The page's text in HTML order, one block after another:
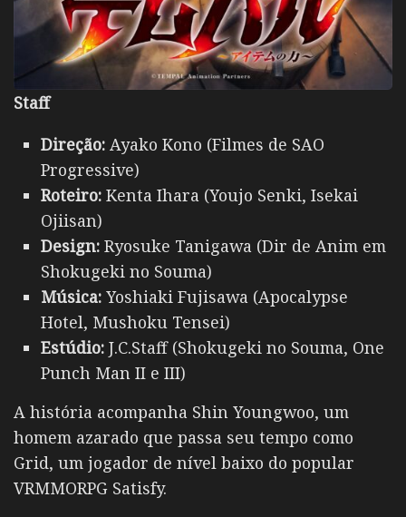
Staff
Direção: Ayako Kono (Filmes de SAO
Progressive)
Roteiro: Kenta Ihara (Youjo Senki, Isekai
Ojiisan)
Design: Ryosuke Tanigawa (Dir de Anim em
Shokugeki no Souma)
Música: Yoshiaki Fujisawa (Apocalypse
Hotel, Mushoku Tensei)
Estúdio: J.C.Staff (Shokugeki no Souma, One
Punch Man II e III)
A história acompanha Shin Youngwoo, um
homem azarado que passa seu tempo como
Grid, um jogador de nível baixo do popular
VRMMORPG Satisfy.